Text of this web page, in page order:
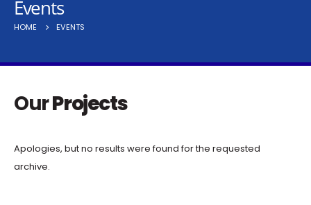
Events
HOME EVENTS
OurProjects
Apologies, but no results were found for the requested
archive.